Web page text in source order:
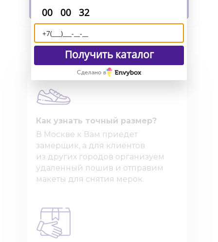
В Москве к Вам приедет
замерщик, а для клиентов
из других городов организуем
удаленный пошив и отправим
макеты для снятия мерок.
Как узнать точный размер?
00 00 32
Получить каталог
Сделано в